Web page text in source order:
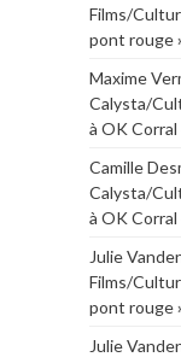
Films/
pont rouge
Maxime
Calysta/
à OK
Camille
Calysta/
à OK
Julie
Films/
pont rouge
Julie